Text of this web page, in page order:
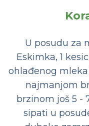
U posudu za
Eskimka, 1
ohlađenog
najmanjom
brzinom još 5 -
sipati u